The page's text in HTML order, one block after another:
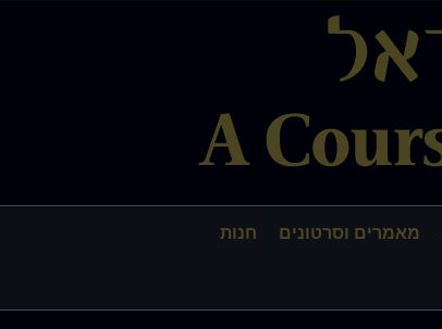
מאמרים וסרטונים חנות